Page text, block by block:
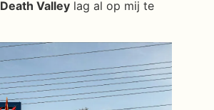
Death Valleylag al op mij te